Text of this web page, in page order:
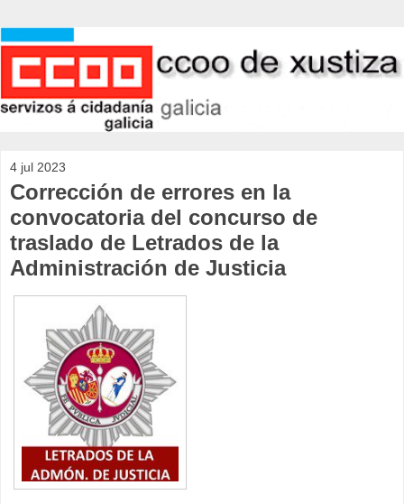
4 jul 2023
Corrección de errores en la
convocatoria del concurso de
traslado de Letrados de la
Administración de Justicia